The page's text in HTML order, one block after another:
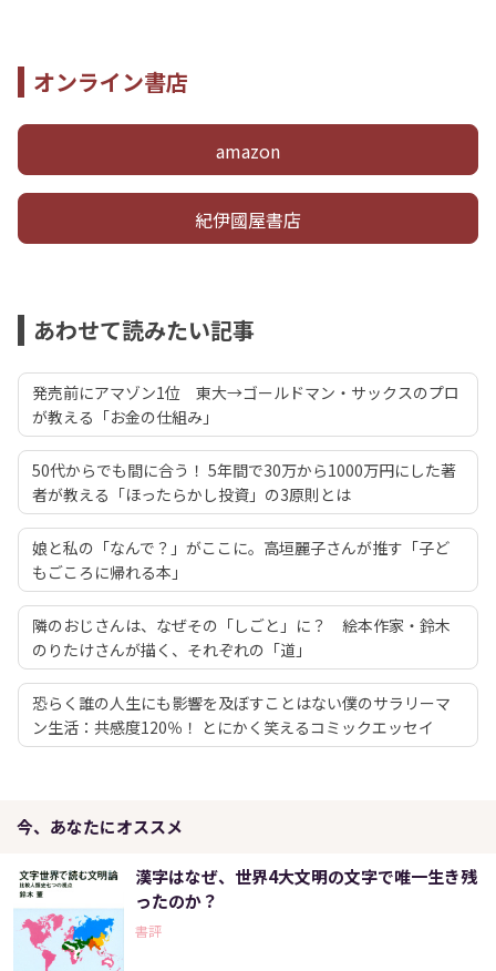
オンライン書店
amazon
紀伊國屋書店
あわせて読みたい記事
発売前にアマゾン1位 東大→ゴールドマン・サックスのプロ
が教える「お金の仕組み」
50代からでも間に合う！ 5年間で30万から1000万円にした著
者が教える「ほったらかし投資」の3原則とは
娘と私の「なんで？」がここに。高垣麗子さんが推す「子ど
もごころに帰れる本」
隣のおじさんは、なぜその「しごと」に？ 絵本作家・鈴木
のりたけさんが描く、それぞれの「道」
恐らく誰の人生にも影響を及ぼすことはない僕のサラリーマ
ン生活：共感度120％！ とにかく笑えるコミックエッセイ
今、あなたにオススメ
漢字はなぜ、世界4大文明の文字で唯一生き残
ったのか？
書評